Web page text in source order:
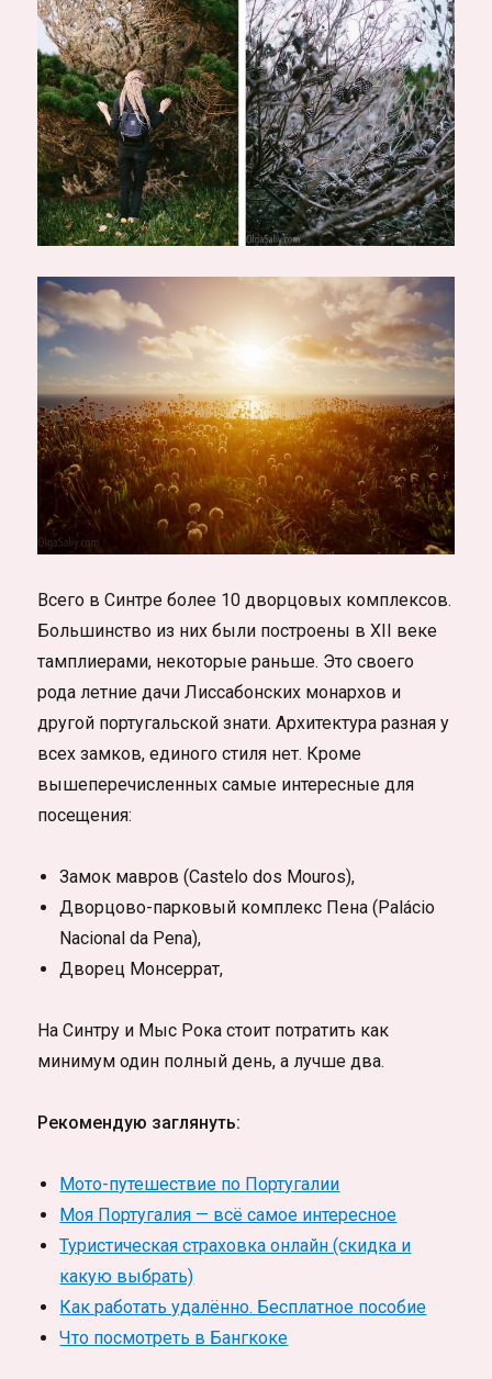
Всего в Синтре более 10 дворцовых комплексов.
Большинство из них были построены в XII веке
тамплиерами, некоторые раньше. Это своего
рода летние дачи Лиссабонских монархов и
другой португальской знати. Архитектура разная у
всех замков, единого стиля нет. Кроме
вышеперечисленных самые интересные для
посещения:
Замок мавров (Castelo dos Mouros),
Дворцово-парковый комплекс Пена (Palácio
Nacional da Pena),
Дворец Монсеррат,
На Синтру и Мыс Рока стоит потратить как
минимум один полный день, а лучше два.
Рекомендую заглянуть:
Мото-путешествие по Португалии
Моя Португалия — всё самое интересное
Туристическая страховка онлайн (скидка и
какую выбрать)
Как работать удалённо. Бесплатное пособие
Что посмотреть в Бангкоке